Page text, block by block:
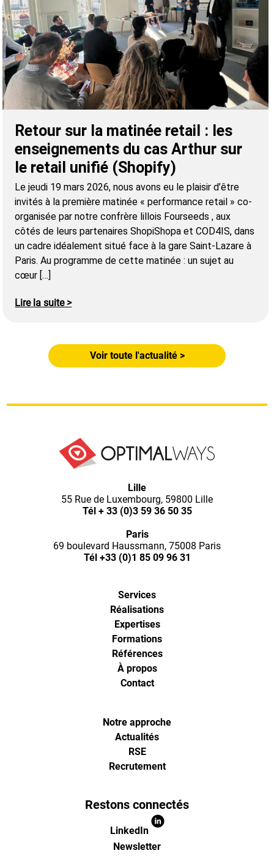
Retour sur la matinée retail : les
enseignements du cas Arthur sur
le retail unifié (Shopify)
Le jeudi 19 mars 2026, nous avons eu le plaisir d’être
invités à la première matinée « performance retail » co-
organisée par notre confrère lillois Fourseeds , aux
côtés de leurs partenaires ShopiShopa et COD4IS, dans
un cadre idéalement situé face à la gare Saint-Lazare à
Paris. Au programme de cette matinée : un sujet au
cœur […]
Lire la suite >
Voir toute l'actualité >
Optimal
Ways,
l'agence
de
digital
analytics
et
pour
(Paris,
Lille)
Lille
55 Rue de Luxembourg, 59800 Lille
Tél + 33 (0)3 59 36 50 35
Paris
69 boulevard Haussmann, 75008 Paris
Tél +33 (0)1 85 09 96 31
Services
Réalisations
Expertises
Formations
Références
À propos
Contact
Notre approche
Actualités
RSE
Recrutement
Restons connectés
LinkedIn
Newsletter